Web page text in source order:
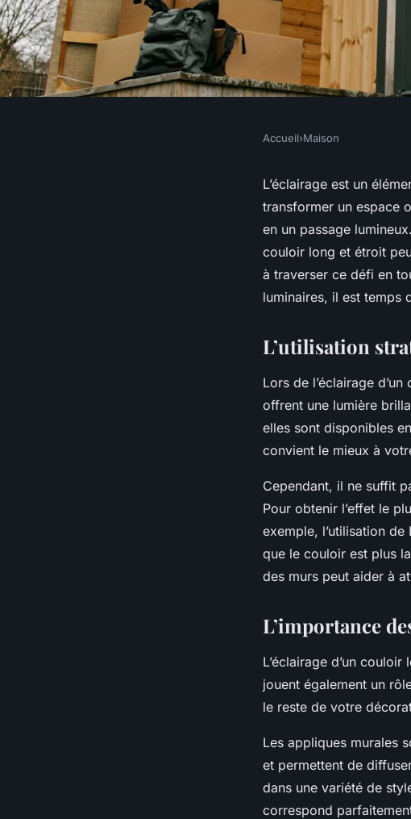
Quelles sont les
pour l'éclairage d'un
Accueil›Maison
L’éclairage est un
transformer un espace
en un passage
couloir long et étroit
à traverser ce défi en
luminaires, il est temps
L’utilisation
Lors de l’éclairage
offrent une lumière
elles sont disponibles
convient le mieux à
Cependant, il ne suffit
Pour obtenir l’effet le
exemple, l’utilisation
que le couloir est plus
des murs peut aider à
L’importance
L’éclairage d’un
jouent également un
le reste de votre
Les appliques murales
et permettent de
dans une variété de
correspond